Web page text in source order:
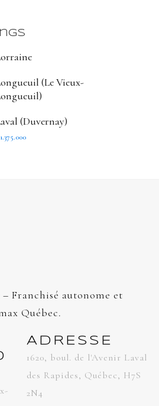
(Le Vieux-
(Duvernay)
Franchisé autonome et
Québec.
ADRESSE
1620, boul. de l'Avenir Laval
des Rapides, Québec, H7S
2N4